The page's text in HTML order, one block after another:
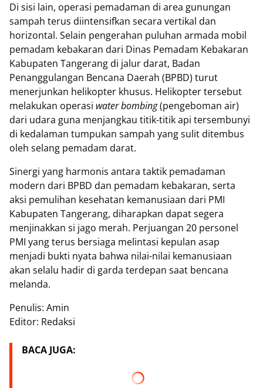
Di sisi lain, operasi pemadaman di area gunungan
sampah terus diintensifkan secara vertikal dan
horizontal. Selain pengerahan puluhan armada mobil
pemadam kebakaran dari Dinas Pemadam Kebakaran
Kabupaten Tangerang di jalur darat, Badan
Penanggulangan Bencana Daerah (BPBD) turut
menerjunkan helikopter khusus. Helikopter tersebut
melakukan operasi water bombing(pengeboman air)
dari udara guna menjangkau titik-titik api tersembunyi
di kedalaman tumpukan sampah yang sulit ditembus
oleh selang pemadam darat.
Sinergi yang harmonis antara taktik pemadaman
modern dari BPBD dan pemadam kebakaran, serta
aksi pemulihan kesehatan kemanusiaan dari PMI
Kabupaten Tangerang, diharapkan dapat segera
menjinakkan si jago merah. Perjuangan 20 personel
PMI yang terus bersiaga melintasi kepulan asap
menjadi bukti nyata bahwa nilai-nilai kemanusiaan
akan selalu hadir di garda terdepan saat bencana
melanda.
Penulis: Amin
Editor: Redaksi
BACA JUGA: